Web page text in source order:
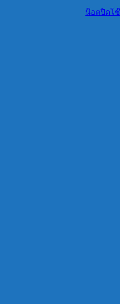
น๊อตปิดโช๊